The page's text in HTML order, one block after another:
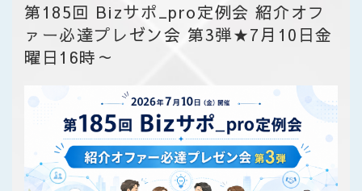
第185回 Bizサポ_pro定例会 紹介オフ
ァー必達プレゼン会 第3弾★7月10日金
曜日16時～